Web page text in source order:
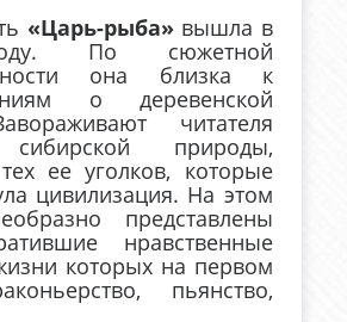
«Царь-рыба»вышла в
По сюжетной
она близка к
о деревенской
читателя
природы,
ее уголков, которые
цивилизация. На этом
представлены
нравственные
которых на первом
пьянство,